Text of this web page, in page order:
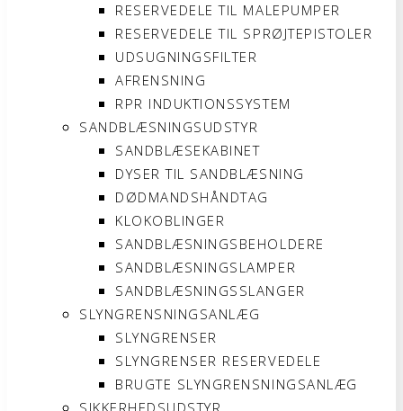
RESERVEDELE TIL MALEPUMPER
RESERVEDELE TIL SPRØJTEPISTOLER
UDSUGNINGSFILTER
AFRENSNING
RPR INDUKTIONSSYSTEM
SANDBLÆSNINGSUDSTYR
SANDBLÆSEKABINET
DYSER TIL SANDBLÆSNING
DØDMANDSHÅNDTAG
KLOKOBLINGER
SANDBLÆSNINGSBEHOLDERE
SANDBLÆSNINGSLAMPER
SANDBLÆSNINGSSLANGER
SLYNGRENSNINGSANLÆG
SLYNGRENSER
SLYNGRENSER RESERVEDELE
BRUGTE SLYNGRENSNINGSANLÆG
SIKKERHEDSUDSTYR